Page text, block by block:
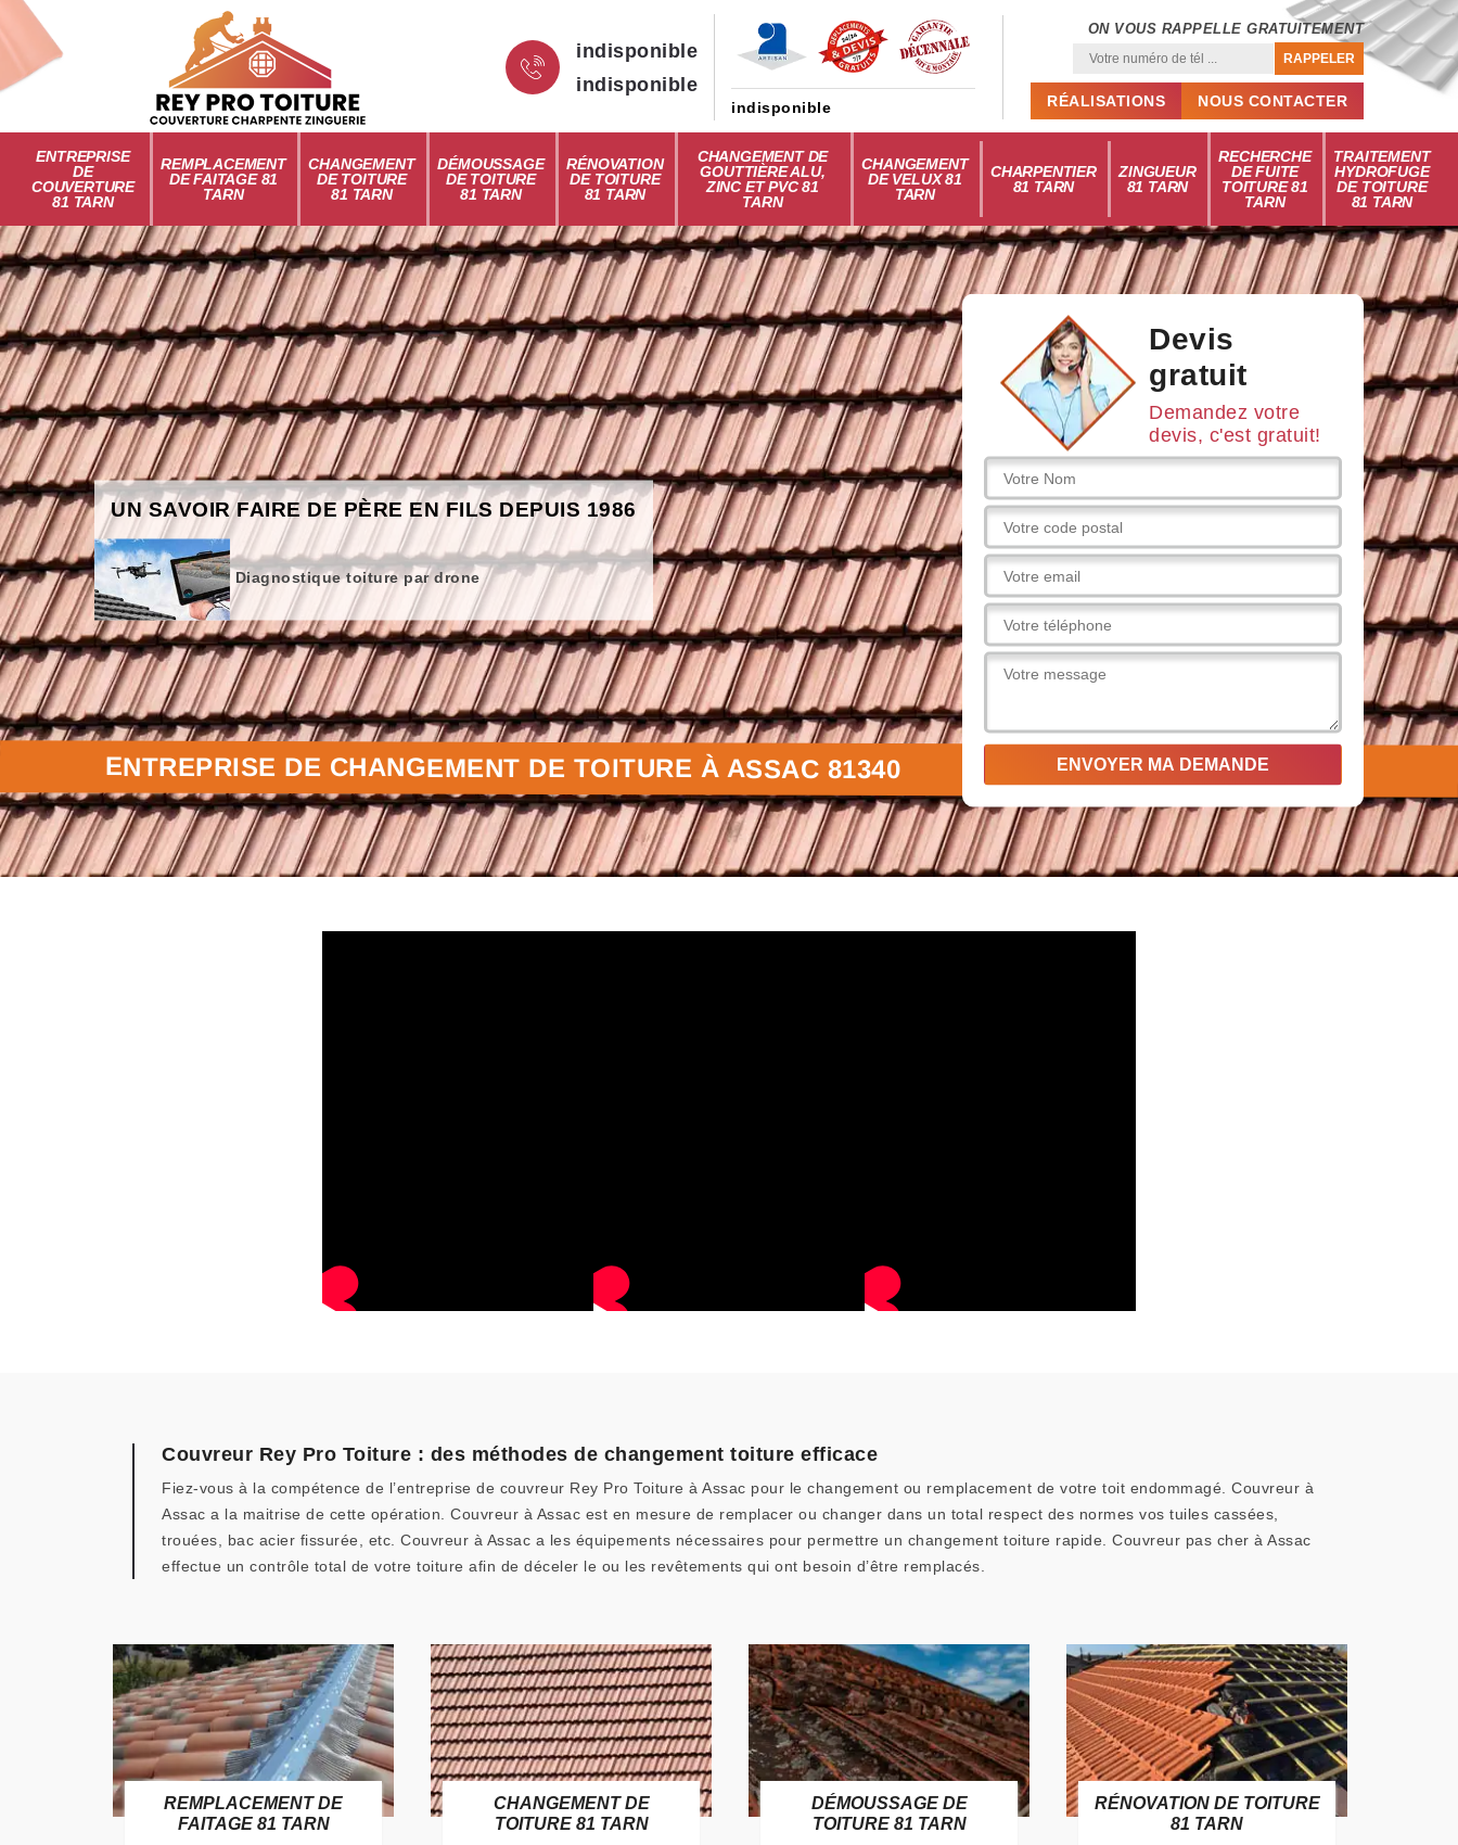
indisponible
indisponible
indisponible
ON VOUS RAPPELLE GRATUITEMENT
RÉALISATIONS NOUS CONTACTER
ENTREPRISE
DE
COUVERTURE
81 TARN
REMPLACEMENT
DE FAITAGE 81
TARN
CHANGEMENT
DE TOITURE
81 TARN
DÉMOUSSAGE
DE TOITURE
81 TARN
RÉNOVATION
DE TOITURE
81 TARN
CHANGEMENT DE
GOUTTIÈRE ALU,
ZINC ET PVC 81
TARN
CHANGEMENT
DE VELUX 81
TARN
CHARPENTIER
81 TARN
ZINGUEUR
81 TARN
RECHERCHE
DE FUITE
TOITURE 81
TARN
TRAITEMENT
HYDROFUGE
DE TOITURE
81 TARN
UN SAVOIR FAIRE DE PÈRE EN FILS DEPUIS 1986
Diagnostique toiture par drone
Devis
gratuit
Demandez votre
devis, c'est gratuit!
ENTREPRISE DE CHANGEMENT DE TOITURE À ASSAC 81340
Couvreur Rey Pro Toiture : des méthodes de changement toiture efficace
Fiez-vous à la compétence de l’entreprise de couvreur Rey Pro Toiture à Assac pour le changement ou remplacement de votre toit endommagé. Couvreur à
Assac a la maitrise de cette opération. Couvreur à Assac est en mesure de remplacer ou changer dans un total respect des normes vos tuiles cassées,
trouées, bac acier fissurée, etc. Couvreur à Assac a les équipements nécessaires pour permettre un changement toiture rapide. Couvreur pas cher à Assac
effectue un contrôle total de votre toiture afin de déceler le ou les revêtements qui ont besoin d’être remplacés.
REMPLACEMENT DE
FAITAGE 81 TARN
CHANGEMENT DE
TOITURE 81 TARN
DÉMOUSSAGE DE
TOITURE 81 TARN
RÉNOVATION DE TOITURE
81 TARN